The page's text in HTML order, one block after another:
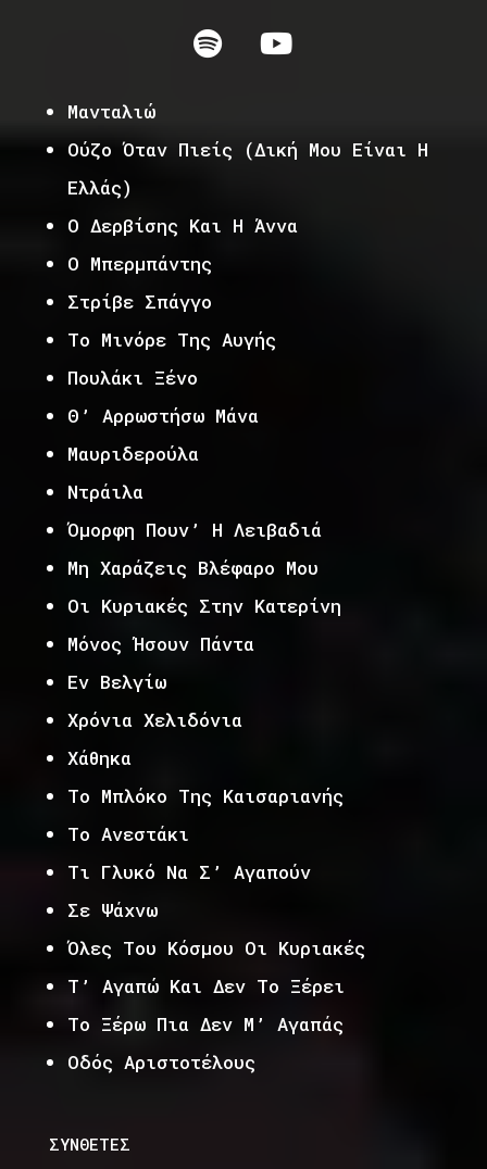
Μανταλιώ
Ούζο Όταν Πιείς (Δική Μου Είναι Η
Ελλάς)
Ο Δερβίσης Και Η Άννα
Ο Μπερμπάντης
Στρίβε Σπάγγο
Το Μινόρε Της Αυγής
Πουλάκι Ξένο
Θ’ Αρρωστήσω Μάνα
Μαυριδερούλα
Ντράιλα
Όμορφη Πουν’ Η Λειβαδιά
Μη Χαράζεις Βλέφαρο Μου
Οι Κυριακές Στην Κατερίνη
Μόνος Ήσουν Πάντα
Εν Βελγίω
Χρόνια Χελιδόνια
Χάθηκα
Το Μπλόκο Της Καισαριανής
Το Ανεστάκι
Τι Γλυκό Να Σ’ Αγαπούν
Σε Ψάχνω
Όλες Του Κόσμου Οι Κυριακές
Τ’ Αγαπώ Και Δεν Το Ξέρει
Το Ξέρω Πια Δεν Μ’ Αγαπάς
Οδός Αριστοτέλους
ΣΥΝΘΕΤΕΣ